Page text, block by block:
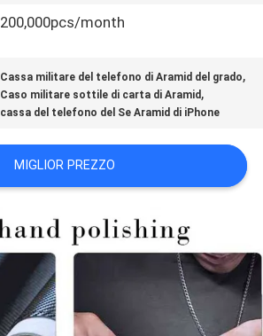
200,000pcs/month
Cassa militare del telefono di Aramid del grado,
Caso militare sottile di carta di Aramid ,
cassa del telefono del Se Aramid di iPhone
MIGLIOR PREZZO